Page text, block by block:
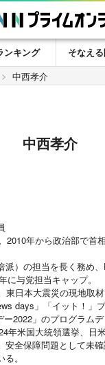
ンキング そなえ
中西孝介
中西孝介
2010年から政治部で首
派）の担当を長く務め
に与党担当キャップ。
日本大震災の現地取材
days」「イット！」
2022」のプログラムデ
年米国大統領選挙、日
安全保障問題として未
。